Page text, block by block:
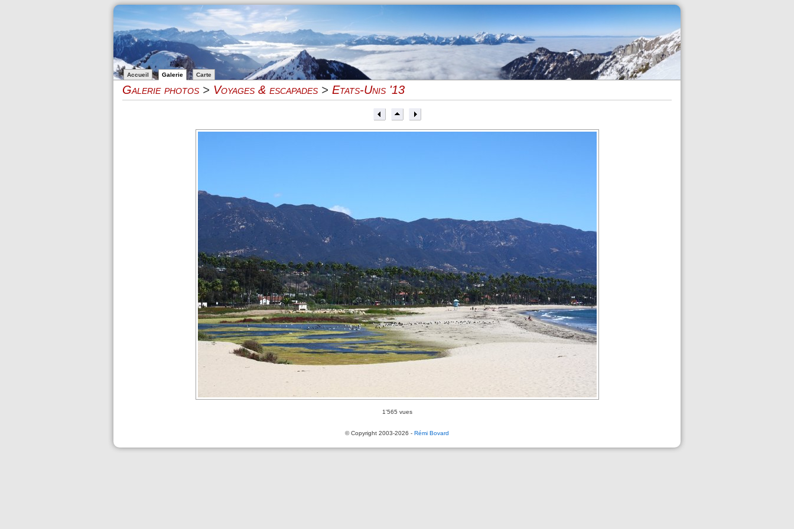
Accueil Galerie Carte
Galerie photos > Voyages & escapades > Etats-Unis '13
1'565 vues
© Copyright 2003-2026 - Rémi Bovard